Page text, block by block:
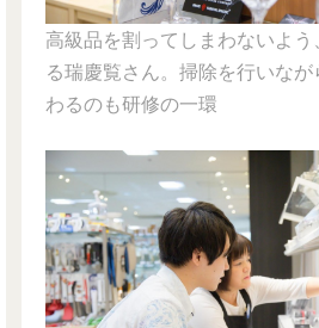
高級品を割ってしまわないよう
る瑞慶覧さん。掃除を行いな
わるのも研修の一環